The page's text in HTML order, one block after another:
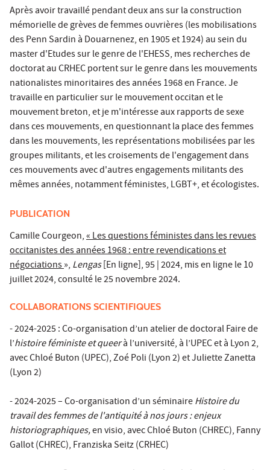
Après avoir travaillé pendant deux ans sur la construction
mémorielle de grèves de femmes ouvrières (les mobilisations
des Penn Sardin à Douarnenez, en 1905 et 1924) au sein du
master d'Etudes sur le genre de l'EHESS, mes recherches de
doctorat au CRHEC portent sur le genre dans les mouvements
nationalistes minoritaires des années 1968 en France. Je
travaille en particulier sur le mouvement occitan et le
mouvement breton, et je m'intéresse aux rapports de sexe
dans ces mouvements, en questionnant la place des femmes
dans les mouvements, les représentations mobilisées par les
groupes militants, et les croisements de l'engagement dans
ces mouvements avec d'autres engagements militants des
mêmes années, notamment féministes, LGBT+, et écologistes.
PUBLICATION
Camille Courgeon,« Les questions féministes dans les revues
occitanistes des années 1968 : entre revendications et
négociations», Lengas[En ligne], 95 | 2024, mis en ligne le 10
juillet 2024, consulté le 25 novembre 2024.
COLLABORATIONS SCIENTIFIQUES
- 2024-2025 : Co-organisation d’un atelier de doctoral Faire de
l’histoire féministe et queerà l’université, à l’UPEC et à Lyon 2,
avec Chloé Buton (UPEC), Zoé Poli (Lyon 2) et Juliette Zanetta
(Lyon 2)
- 2024-2025 – Co-organisation d’un séminaireHistoire du
travail des femmes de l'antiquité à nos jours : enjeux
historiographiques,en visio, avec Chloé Buton (CHREC), Fanny
Gallot (CHREC), Franziska Seitz (CRHEC)